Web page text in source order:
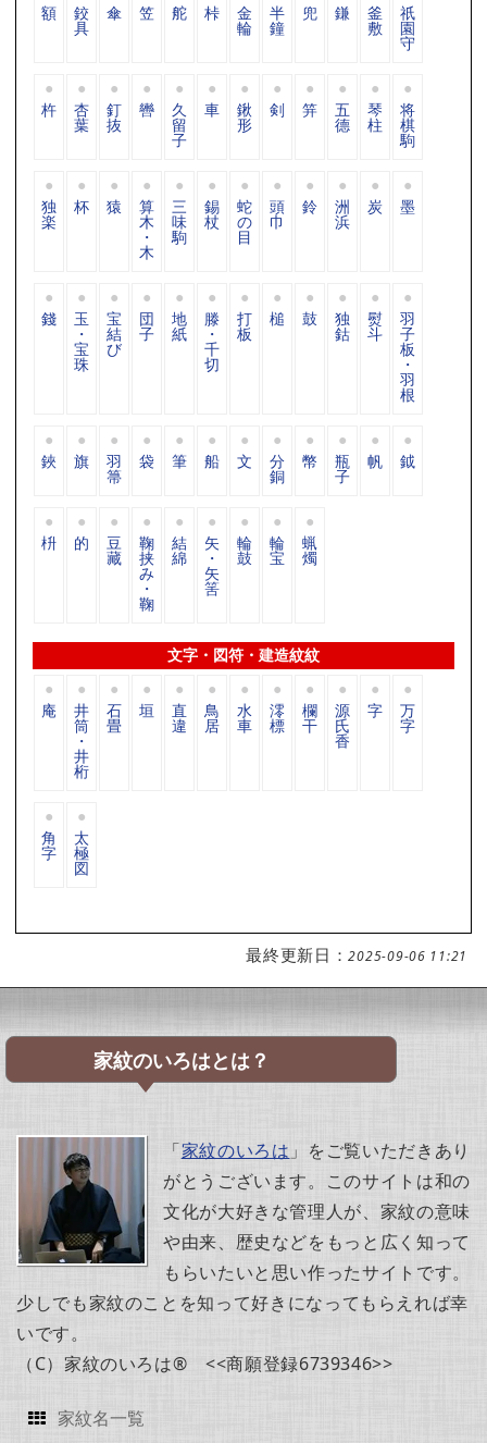
額 鉸
具
傘 笠 舵 桛 金
輪
半
鐘
兜 鎌 釜
敷
祇
園
守
杵 杏
葉
釘
抜
轡 久
留
子
車 鍬
形
剣 笄 五
德
琴
柱
将
棋
駒
独
楽
杯 猿 算
木
・
木
三
味
駒
錫
杖
蛇
の
目
頭
巾
鈴 洲
浜
炭 墨
錢 玉
・
宝
珠
宝
結
び
団
子
地
紙
滕
・
千
切
打
板
槌 鼓 独
鈷
熨
斗
羽
子
板
・
羽
根
鋏 旗 羽
箒
袋 筆 船 文 分
銅
幣 瓶
子
帆 鉞
枡 的 豆
藏
鞠
挟
み
・
鞠
結
綿
矢
・
矢
筈
輪
鼓
輪
宝
蝋
燭
文字・図符・建造紋紋
庵 井
筒
・
井
桁
石
畳
垣 直
違
鳥
居
水
車
澪
標
欄
干
源
氏
香
字 万
字
角
字
太
極
図
最終更新日：2025-09-06 11:21
家紋のいろはとは？
「家紋のいろは 」をご覧いただきあり
がとうございます。このサイトは和の
文化が大好きな管理人が、家紋の意味
や由来、歴史などをもっと広く知って
もらいたいと思い作ったサイトです。
少しでも家紋のことを知って好きになってもらえれば幸
いです。
（C）家紋のいろは® <<商願登録6739346>>
家紋名一覧